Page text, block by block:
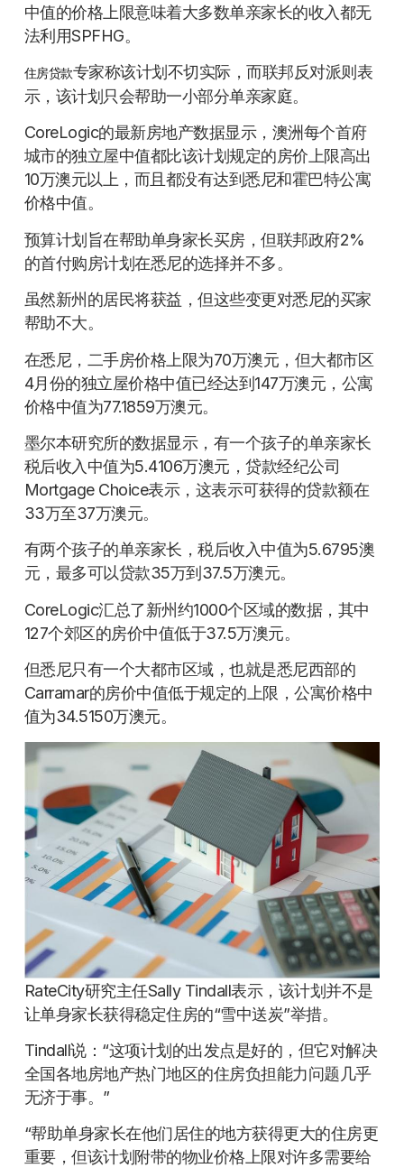
中值的价格上限意味着大多数单亲家长的收入都无
法利用SPFHG。
住房贷款专家称该计划不切实际，而联邦反对派则表
示，该计划只会帮助一小部分单亲家庭。
CoreLogic的最新房地产数据显示，澳洲每个首府
城市的独立屋中值都比该计划规定的房价上限高出
10万澳元以上，而且都没有达到悉尼和霍巴特公寓
价格中值。
预算计划旨在帮助单身家长买房，但联邦政府2%
的首付购房计划在悉尼的选择并不多。
虽然新州的居民将获益，但这些变更对悉尼的买家
帮助不大。
在悉尼，二手房价格上限为70万澳元，但大都市区
4月份的独立屋价格中值已经达到147万澳元，公寓
价格中值为77.1859万澳元。
墨尔本研究所的数据显示，有一个孩子的单亲家长
税后收入中值为5.4106万澳元，贷款经纪公司
Mortgage Choice表示，这表示可获得的贷款额在
33万至37万澳元。
有两个孩子的单亲家长，税后收入中值为5.6795澳
元，最多可以贷款35万到37.5万澳元。
CoreLogic汇总了新州约1000个区域的数据，其中
127个郊区的房价中值低于37.5万澳元。
但悉尼只有一个大都市区域，也就是悉尼西部的
Carramar的房价中值低于规定的上限，公寓价格中
值为34.5150万澳元。
RateCity研究主任Sally Tindall表示，该计划并不是
让单身家长获得稳定住房的“雪中送炭”举措。
Tindall说：“这项计划的出发点是好的，但它对解决
全国各地房地产热门地区的住房负担能力问题几乎
无济于事。”
“帮助单身家长在他们居住的地方获得更大的住房更
重要，但该计划附带的物业价格上限对许多需要给